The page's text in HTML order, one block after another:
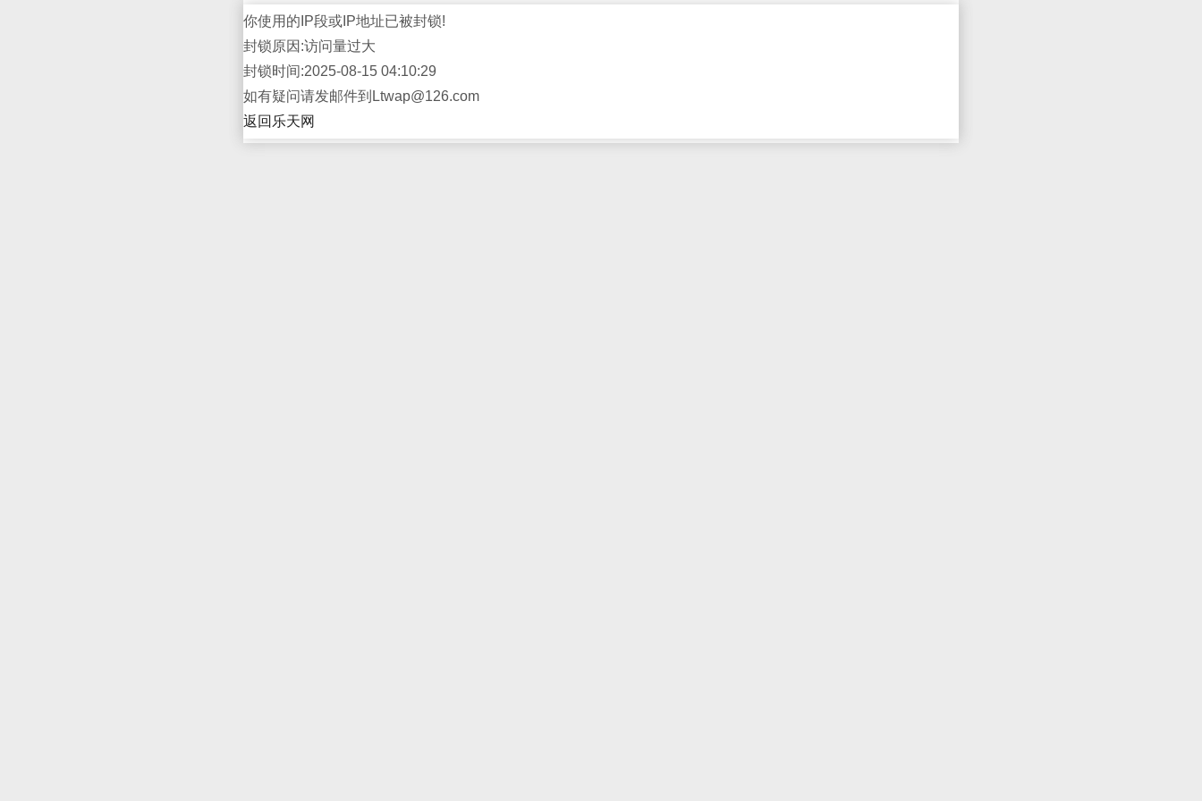
你使用的IP段或IP地址已被封锁!
封锁原因:访问量过大
封锁时间:2025-08-15 04:10:29
如有疑问请发邮件到Ltwap@126.com
返回乐天网